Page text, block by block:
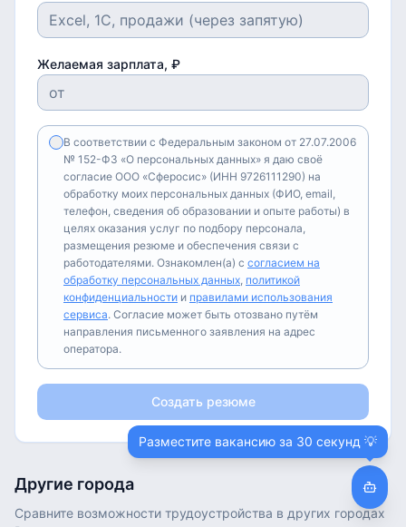
Желаемая зарплата, ₽
В соответствии с Федеральным законом от 27.07.2006
№ 152-ФЗ «О персональных данных» я даю своё
согласие ООО «Сферосис» (ИНН 9726111290) на
обработку моих персональных данных (ФИО, email,
телефон, сведения об образовании и опыте работы) в
целях оказания услуг по подбору персонала,
размещения резюме и обеспечения связи с
работодателями. Ознакомлен(а) с согласием на
обработку персональных данных, политикой
конфиденциальности и правилами использования
сервиса. Согласие может быть отозвано путём
направления письменного заявления на адрес
оператора.
Создать резюме
Другие города
Сравните возможности трудоустройства в других городах
Разместите вакансию за 30 секунд 💡